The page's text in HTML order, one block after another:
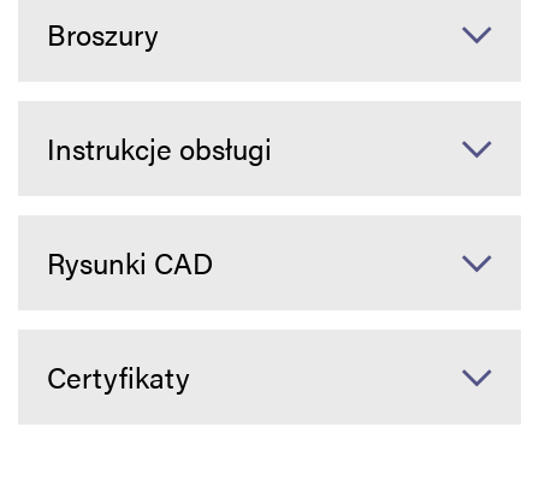
Broszury
Instrukcje obsługi
Rysunki CAD
Certyfikaty